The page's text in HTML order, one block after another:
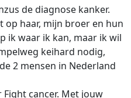
de diagnose kanker.
op haar, mijn broer en hun
ik waar ik kan, maar ik wil
keihard nodig,
2 mensen in Nederland
Fight cancer. Met jouw